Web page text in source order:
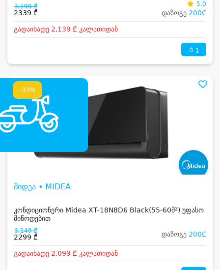
3,199 ₾
2339 ₾
5.0
დაზოგე 200₾
გადაიხადე 2,139 ₾ კალათიდან
1
-33%
მიდეა • MIDEA
კონდიციონერი Midea XT-18N8D6 Black(55-60მ²) უფასო
მიწოდებით
3,149 ₾
2299 ₾ დაზოგე 200₾
გადაიხადე 2,099 ₾ კალათიდან